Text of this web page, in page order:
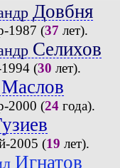
Довбня
1987 (37 лет).
Селихов
(30 лет).
Маслов
2000 (24года).
2005 (19 лет).
Игнатов